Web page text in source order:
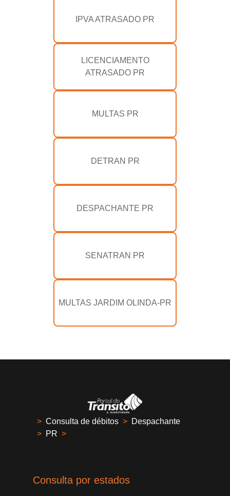
IPVA ATRASADO PR
LICENCIAMENTO
ATRASADO PR
MULTAS PR
DETRAN PR
DESPACHANTE PR
SENATRAN PR
MULTAS JARDIM OLINDA-PR
> Consulta de débitos > Despachante
> PR >
Consulta por estados